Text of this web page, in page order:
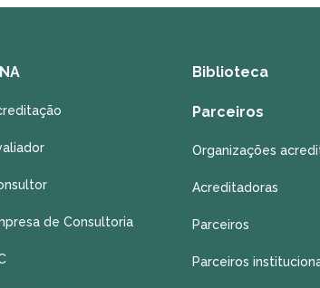
de Consultoria
Biblioteca
Parceiros
Organizações
Acreditadoras
Parceiros
Parceiros